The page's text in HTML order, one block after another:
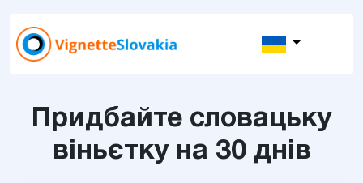
Придбайте словацьку
віньєтку на 30 днів